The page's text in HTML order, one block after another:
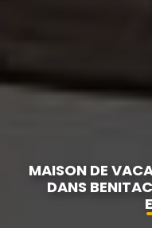
MAISON DE
DANS